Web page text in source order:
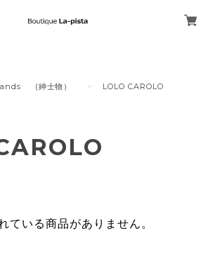
(紳士物） LOLO CAROLO
ている商品がありません。